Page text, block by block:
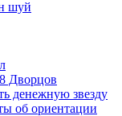
шуй
Дворцов
денежную звезду
об ориентации